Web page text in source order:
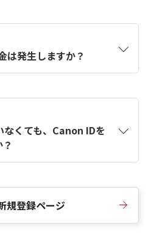
取得します。アカウントを
うに、この情報を使用して
ームを入力します。
は発生しますか？
くても、Canon IDを
規登録ページ